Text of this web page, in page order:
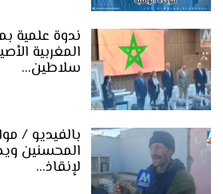
ندوة علمية
المغربية
سلاطين…
بالفيديو /
المحسنين
لإنقاذ…